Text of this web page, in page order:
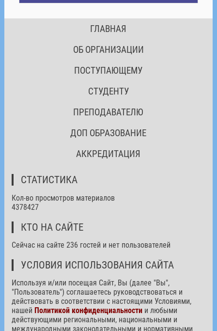
ГЛАВНАЯ
ОБ ОРГАНИЗАЦИИ
ПОСТУПАЮЩЕМУ
СТУДЕНТУ
ПРЕПОДАВАТЕЛЮ
ДОП ОБРАЗОВАНИЕ
АККРЕДИТАЦИЯ
СТАТИСТИКА
Кол-во просмотров материалов
4378427
КТО НА САЙТЕ
Сейчас на сайте 236 гостей и нет пользователей
УСЛОВИЯ ИСПОЛЬЗОВАНИЯ САЙТА
Используя и/или посещая Сайт, Вы (далее "Вы",
"Пользователь") соглашаетесь руководствоваться и
действовать в соответствии с настоящими Условиями,
нашей Политикой конфиденциальностии любыми
действующими региональными, национальными и
международными законодательными и нормативными